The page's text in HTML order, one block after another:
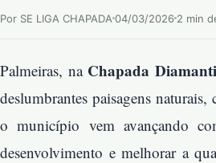
Por SE LIGA CHAPADA 04/03/2026 2 min
Palmeiras, na Chapada
deslumbrantes paisagens
o município vem avançando
desenvolvimento e melhorar a